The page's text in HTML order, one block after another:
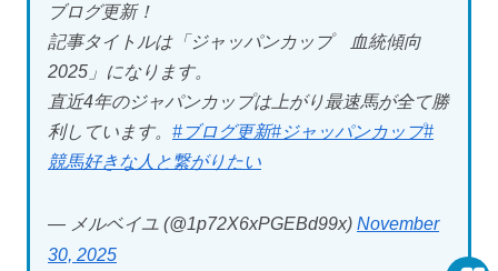
ブログ更新！
記事タイトルは「ジャッパンカップ 血統傾向
2025」になります。
直近4年のジャパンカップは上がり最速馬が全て勝
利しています。 #ブログ更新#ジャッパンカップ#
競馬好きな人と繋がりたい
— メルベイユ (@1p72X6xPGEBd99x) November
30, 2025